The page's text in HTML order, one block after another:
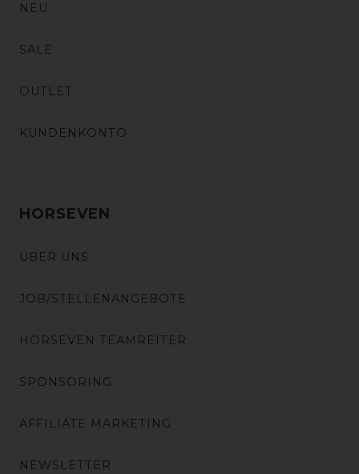
NEU
SALE
OUTLET
KUNDENKONTO
HORSEVEN
ÜBER UNS
JOB/STELLENANGEBOTE
HORSEVEN TEAMREITER
SPONSORING
AFFILIATE MARKETING
NEWSLETTER